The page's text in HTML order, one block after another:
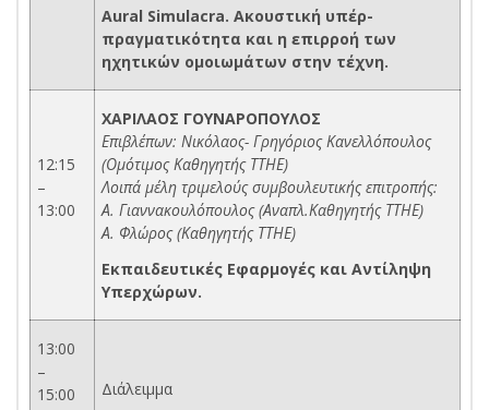
Aural Simulacra. Ακουστική υπέρ-
πραγματικότητα και η επιρροή των
ηχητικών ομοιωμάτων στην τέχνη.
12:15
–
13:00
ΧΑΡΙΛΑΟΣ ΓΟΥΝΑΡΟΠΟΥΛΟΣ
Επιβλέπων: Νικόλαος- Γρηγόριος Κανελλόπουλος
(Ομότιμος Καθηγητής ΤΤΗΕ)
Λοιπά μέλη τριμελούς συμβουλευτικής επιτροπής:
Α. Γιαννακουλόπουλος (Αναπλ.Καθηγητής ΤΤΗΕ)
Α. Φλώρος (Καθηγητής ΤΤΗΕ)
Εκπαιδευτικές Εφαρμογές και Αντίληψη
Υπερχώρων.
13:00
–
15:00
Διάλειμμα